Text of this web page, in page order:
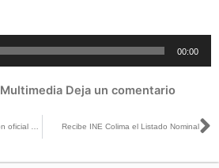
00:00
Multimedia Deja un comentario
Recibe INE Colima el Listado Nominal